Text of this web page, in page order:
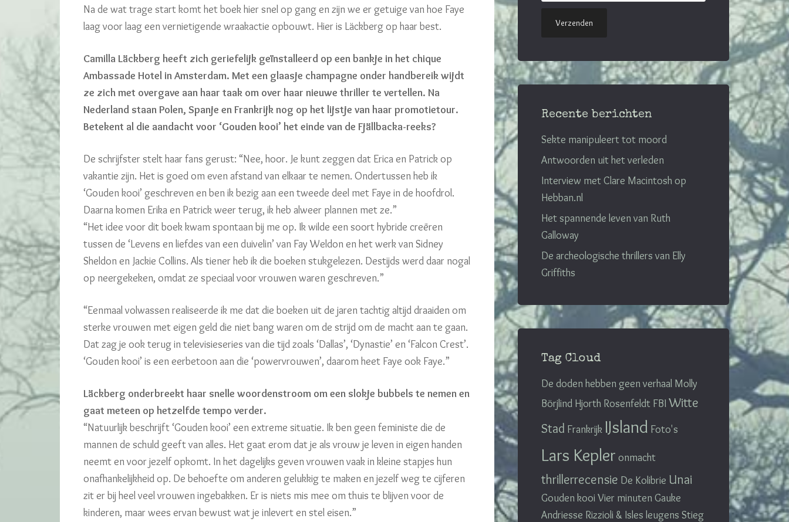
Na de wat trage start komt het boek hier snel op gang en zijn we er getuige van hoe Faye
laag voor laag een vernietigende wraakactie opbouwt. Hier is Läckberg op haar best.
Camilla Läckberg heeft zich geriefelijk geïnstalleerd op een bankje in het chique
Ambassade Hotel in Amsterdam. Met een glaasje champagne onder handbereik wijdt
ze zich met overgave aan haar taak om over haar nieuwe thriller te vertellen. Na
Nederland staan Polen, Spanje en Frankrijk nog op het lijstje van haar promotietour.
Betekent al die aandacht voor ‘Gouden kooi’ het einde van de Fjällbacka-reeks?
De schrijfster stelt haar fans gerust: “Nee, hoor. Je kunt zeggen dat Erica en Patrick op
vakantie zijn. Het is goed om even afstand van elkaar te nemen. Ondertussen heb ik
‘Gouden kooi’ geschreven en ben ik bezig aan een tweede deel met Faye in de hoofdrol.
Daarna komen Erika en Patrick weer terug, ik heb alweer plannen met ze.”
“Het idee voor dit boek kwam spontaan bij me op. Ik wilde een soort hybride creëren
tussen de ‘Levens en liefdes van een duivelin’ van Fay Weldon en het werk van Sidney
Sheldon en Jackie Collins. Als tiener heb ik die boeken stukgelezen. Destijds werd daar nogal
op neergekeken, omdat ze speciaal voor vrouwen waren geschreven.”
“Eenmaal volwassen realiseerde ik me dat die boeken uit de jaren tachtig altijd draaiden om
sterke vrouwen met eigen geld die niet bang waren om de strijd om de macht aan te gaan.
Dat zag je ook terug in televisieseries van die tijd zoals ‘Dallas’, ‘Dynastie’ en ‘Falcon Crest’.
‘Gouden kooi’ is een eerbetoon aan die ‘powervrouwen’, daarom heet Faye ook Faye.”
Läckberg onderbreekt haar snelle woordenstroom om een slokje bubbels te nemen en
gaat meteen op hetzelfde tempo verder.
“Natuurlijk beschrijft ‘Gouden kooi’ een extreme situatie. Ik ben geen feministe die de
mannen de schuld geeft van alles. Het gaat erom dat je als vrouw je leven in eigen handen
neemt en voor jezelf opkomt. In het dagelijks geven vrouwen vaak in kleine stapjes hun
onafhankelijkheid op. De behoefte om anderen gelukkig te maken en jezelf weg te cijferen
zit er bij heel veel vrouwen ingebakken. Er is niets mis mee om thuis te blijven voor de
kinderen, maar wees ervan bewust wat je inlevert en stel eisen.”
Recente berichten
Sekte manipuleert tot moord
Antwoorden uit het verleden
Interview met Clare Macintosh op
Hebban.nl
Het spannende leven van Ruth
Galloway
De archeologische thrillers van Elly
Griffiths
Tag Cloud
De doden hebben geen verhaal Molly
Börjlind Hjorth Rosenfeldt FBIWitte
Stad Frankrijk IJsland Foto's
Lars Kepler onmacht
thrillerrecensie De Kolibrie Unai
Gouden kooiVier minutenGauke
Andriesse Rizzioli & Isles leugens Stieg